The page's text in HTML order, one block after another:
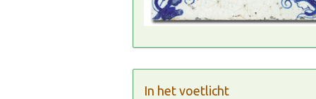
In het voetlicht